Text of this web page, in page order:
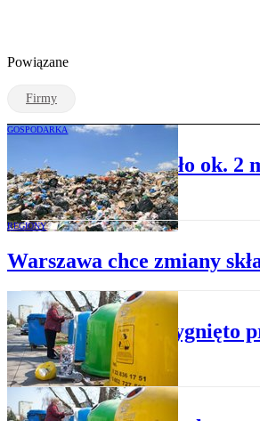
Powiązane
Firmy
GOSPODARKA
MPO zainwestowało ok. 2
REGIONY
Warszawa chce zmiany
BIZNES
Rozstrzygnięto
BIZNES